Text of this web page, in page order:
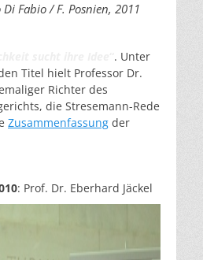
Fabio / F. Posnien, 2011
. Unter
Titel hielt Professor Dr.
Richter des
die Stresemann-Rede
Zusammenfassung der
: Prof. Dr. Eberhard Jäckel